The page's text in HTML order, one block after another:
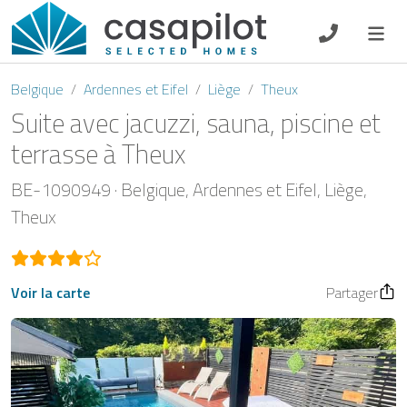
DE EN ES FR
Petit-déjeuner
Chèque-cadeau
Propriétaire
Belgique Ardennes et Eifel Liège Theux
Suite avec jacuzzi, sauna, piscine et
terrasse à Theux
BE-1090949 Belgique Ardennes et Eifel Liège
Theux
Voir la carte Partager